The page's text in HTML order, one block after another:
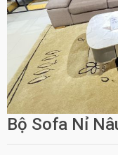
Bộ Sofa Nỉ